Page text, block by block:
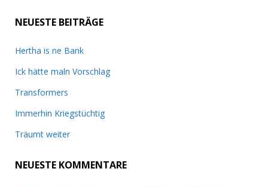
NEUESTE BEITRÄGE
Hertha is ne Bank
Ick hätte maln Vorschlag
Transformers
Immerhin Kriegstüchtig
Träumt weiter
NEUESTE KOMMENTARE